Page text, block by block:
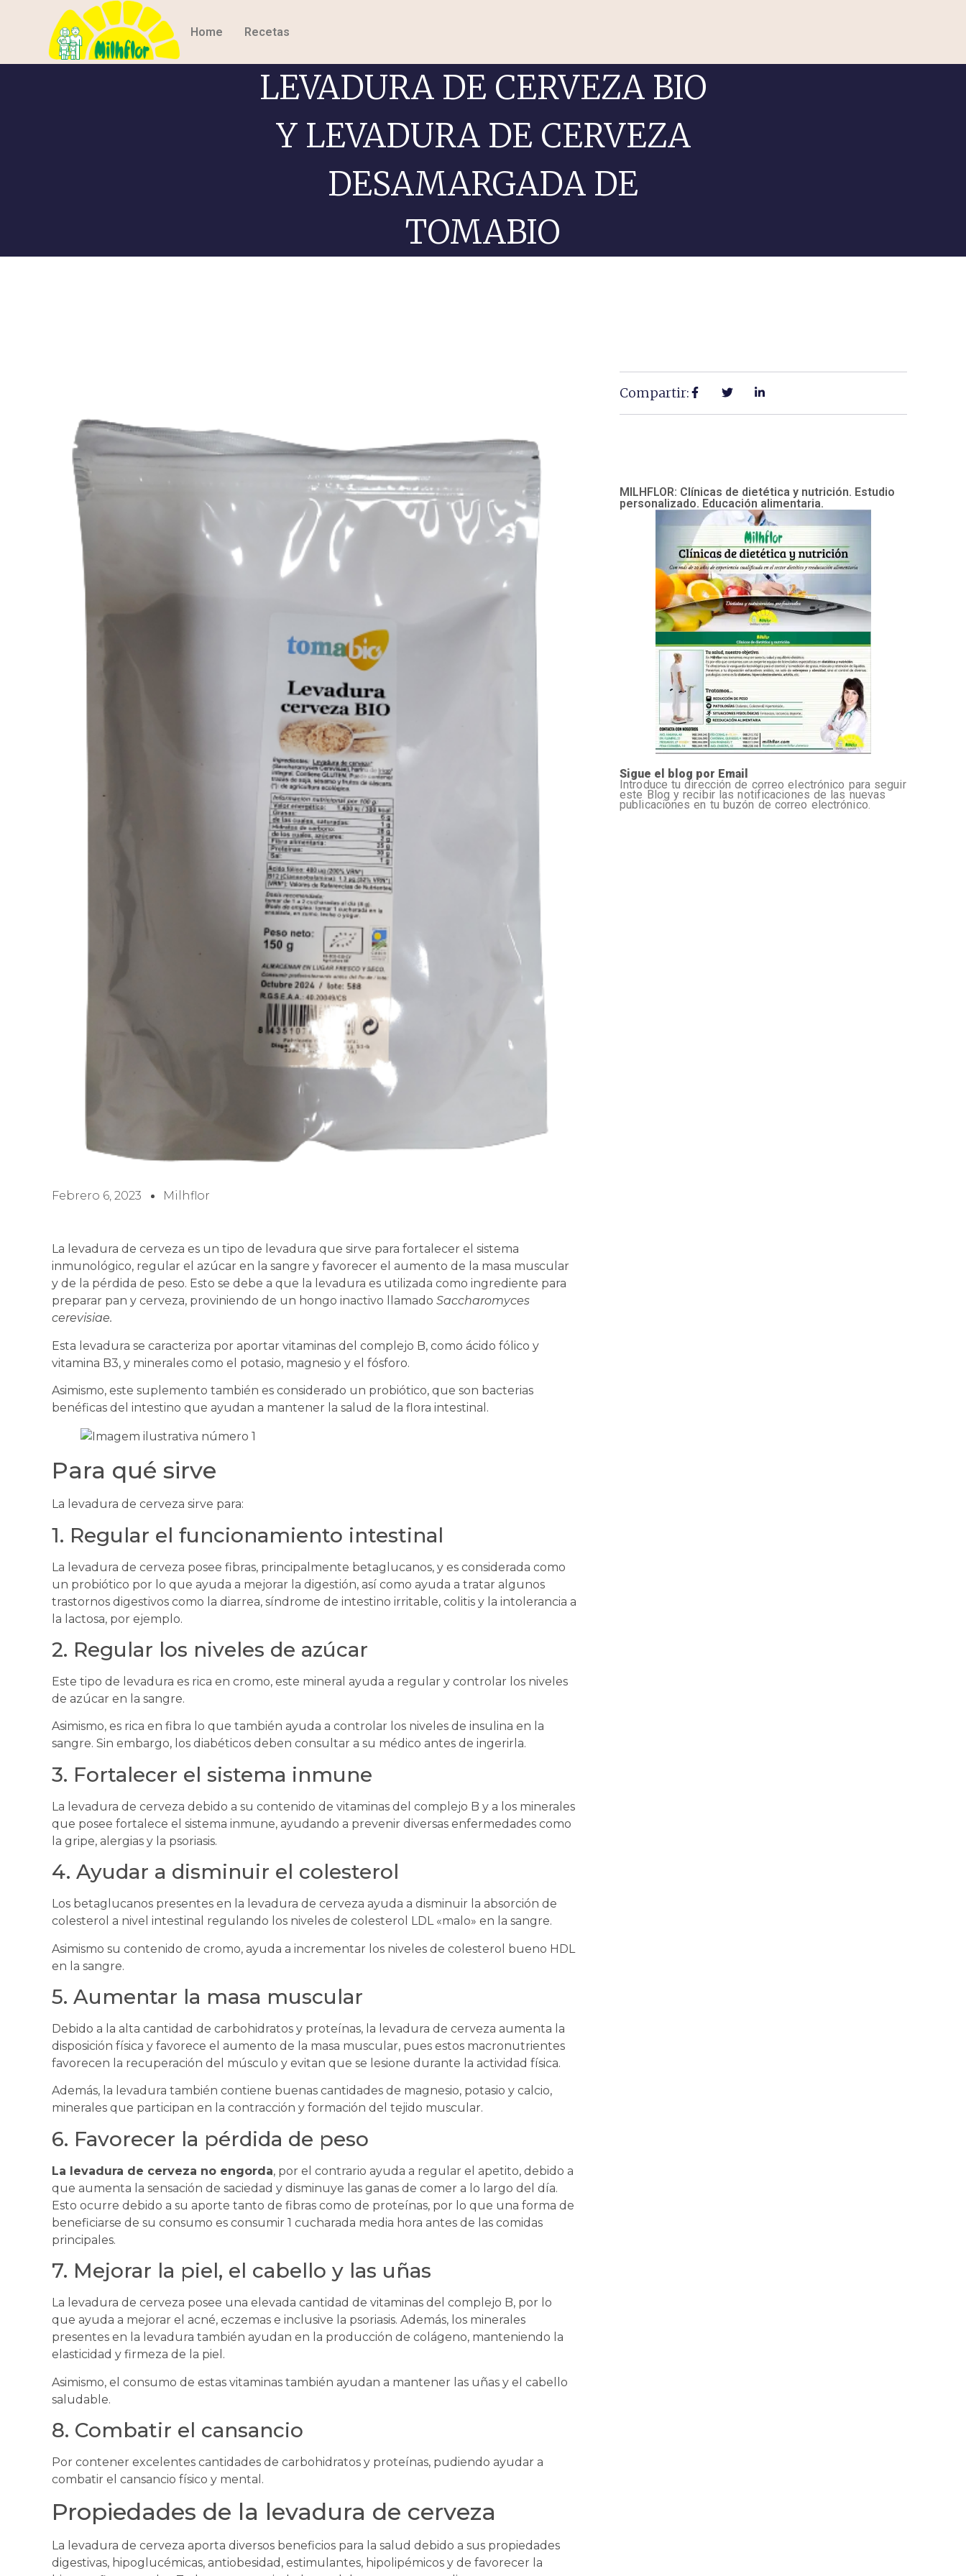
Home Recetas
LEVADURA DE CERVEZA BIO
Y LEVADURA DE CERVEZA
DESAMARGADA DE
TOMABIO
Febrero 6, 2023 Milhflor
La levadura de cerveza es un tipo de levadura que sirve para fortalecer el sistema
inmunológico, regular el azúcar en la sangre y favorecer el aumento de la masa muscular
y de la pérdida de peso. Esto se debe a que la levadura es utilizada como ingrediente para
preparar pan y cerveza, proviniendo de un hongo inactivo llamado Saccharomyces
cerevisiae.
Esta levadura se caracteriza por aportar vitaminas del complejo B, como ácido fólico y
vitamina B3, y minerales como el potasio, magnesio y el fósforo.
Asimismo, este suplemento también es considerado un probiótico, que son bacterias
benéficas del intestino que ayudan a mantener la salud de la flora intestinal.
Para qué sirve
La levadura de cerveza sirve para:
1. Regular el funcionamiento intestinal
La levadura de cerveza posee fibras, principalmente betaglucanos, y es considerada como
un probiótico por lo que ayuda a mejorar la digestión, así como ayuda a tratar algunos
trastornos digestivos como la diarrea, síndrome de intestino irritable, colitis y la intolerancia a
la lactosa, por ejemplo.
2. Regular los niveles de azúcar
Este tipo de levadura es rica en cromo, este mineral ayuda a regular y controlar los niveles
de azúcar en la sangre.
Asimismo, es rica en fibra lo que también ayuda a controlar los niveles de insulina en la
sangre. Sin embargo, los diabéticos deben consultar a su médico antes de ingerirla.
3. Fortalecer el sistema inmune
La levadura de cerveza debido a su contenido de vitaminas del complejo B y a los minerales
que posee fortalece el sistema inmune, ayudando a prevenir diversas enfermedades como
la gripe, alergias y la psoriasis.
4. Ayudar a disminuir el colesterol
Los betaglucanos presentes en la levadura de cerveza ayuda a disminuir la absorción de
colesterol a nivel intestinal regulando los niveles de colesterol LDL «malo» en la sangre.
Asimismo su contenido de cromo, ayuda a incrementar los niveles de colesterol bueno HDL
en la sangre.
5. Aumentar la masa muscular
Debido a la alta cantidad de carbohidratos y proteínas, la levadura de cerveza aumenta la
disposición física y favorece el aumento de la masa muscular, pues estos macronutrientes
favorecen la recuperación del músculo y evitan que se lesione durante la actividad física.
Además, la levadura también contiene buenas cantidades de magnesio, potasio y calcio,
minerales que participan en la contracción y formación del tejido muscular.
6. Favorecer la pérdida de peso
La levadura de cerveza no engorda, por el contrario ayuda a regular el apetito, debido a
que aumenta la sensación de saciedad y disminuye las ganas de comer a lo largo del día.
Esto ocurre debido a su aporte tanto de fibras como de proteínas, por lo que una forma de
beneficiarse de su consumo es consumir 1 cucharada media hora antes de las comidas
principales.
7. Mejorar la piel, el cabello y las uñas
La levadura de cerveza posee una elevada cantidad de vitaminas del complejo B, por lo
que ayuda a mejorar el acné, eczemas e inclusive la psoriasis. Además, los minerales
presentes en la levadura también ayudan en la producción de colágeno, manteniendo la
elasticidad y firmeza de la piel.
Asimismo, el consumo de estas vitaminas también ayudan a mantener las uñas y el cabello
saludable.
8. Combatir el cansancio
Por contener excelentes cantidades de carbohidratos y proteínas, pudiendo ayudar a
combatir el cansancio físico y mental.
Propiedades de la levadura de cerveza
La levadura de cerveza aporta diversos beneficios para la salud debido a sus propiedades
digestivas, hipoglucémicas, antiobesidad, estimulantes, hipolipémicos y de favorecer la
Compartir:
MILHFLOR: Clínicas de dietética y nutrición. Estudio
personalizado. Educación alimentaria.
Sigue el blog por Email
Introduce tu dirección de correo electrónico para seguir
este Blog y recibir las notificaciones de las nuevas
publicaciones en tu buzón de correo electrónico.